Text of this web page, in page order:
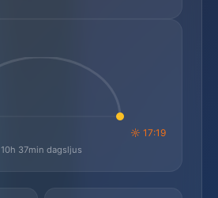
☼ 17:19
10h 37min dagsljus